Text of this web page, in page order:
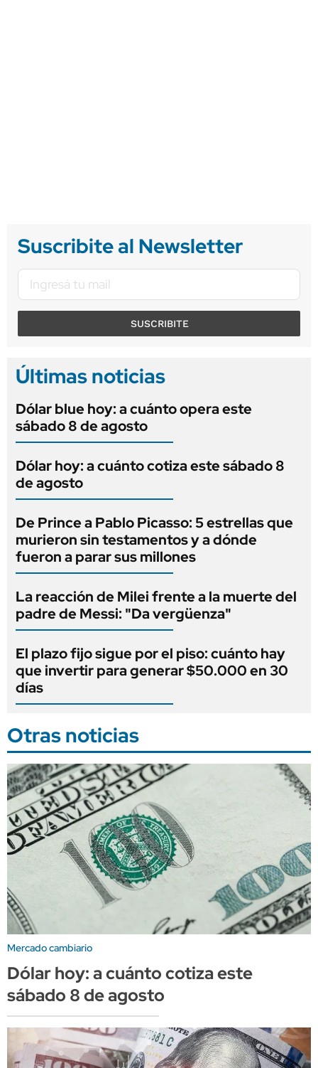
Suscribite al Newsletter
SUSCRIBITE
Últimas noticias
Dólar blue hoy: a cuánto opera este
sábado 8 de agosto
Dólar hoy: a cuánto cotiza este sábado 8
de agosto
De Prince a Pablo Picasso: 5 estrellas que
murieron sin testamentos y a dónde
fueron a parar sus millones
La reacción de Milei frente a la muerte del
padre de Messi: "Da vergüenza"
El plazo fijo sigue por el piso: cuánto hay
que invertir para generar $50.000 en 30
días
Otras noticias
Mercado cambiario
Dólar hoy: a cuánto cotiza este
sábado 8 de agosto